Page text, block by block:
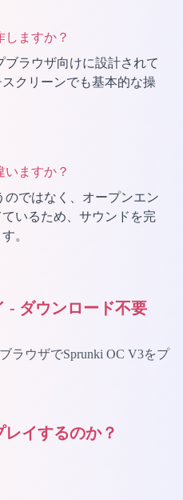
しますか？
ラウザ向けに設計されて
クリーンでも基本的な操
ますか？
のではなく、オープンエン
いるため、サウンドを完
。
- ダウンロード不要
ラウザでSprunki OC V3をプ
イするのか？